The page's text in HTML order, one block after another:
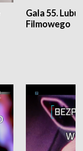
Gala 55.
Filmowego